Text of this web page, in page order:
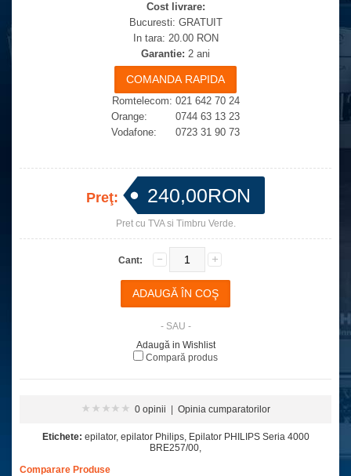
Cost livrare:
Bucuresti: GRATUIT
In tara: 20.00 RON
Garantie: 2 ani
Romtelecom: 021 642 70 24
Orange: 0744 63 13 23
Vodafone: 0723 31 90 73
Preţ: 240,00RON
Pret cu TVA si Timbru Verde.
Cant:
- SAU -
Adaugă in Wishlist
Compară produs
0 opinii Opinia cumparatorilor
Etichete: epilator, epilator Philips, Epilator PHILIPS Seria 4000
BRE257/00,
Comparare Produse